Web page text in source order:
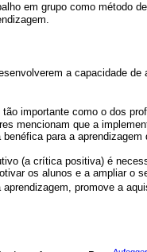
em grupo como método
a capacidade
importante como o dos
mencionam que a
para a aprendizagem
(a crítica positiva) é
os alunos e a ampliar o
promove a